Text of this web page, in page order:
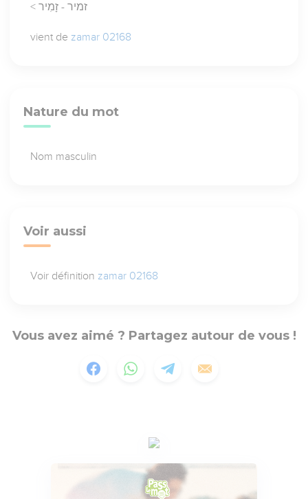
< זמיר - זָמִיר
vient de zamar 02168
Nature du mot
Nom masculin
Voir aussi
Voir définition zamar 02168
Vous avez aimé ? Partagez autour de vous !